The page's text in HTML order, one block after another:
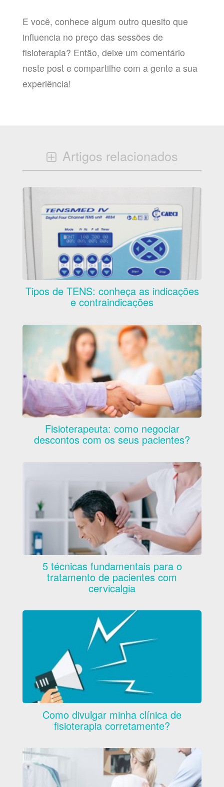
E você, conhece algum outro quesito que
influencia no preço das sessões de
fisioterapia? Então, deixe um comentário
neste post e compartilhe com a gente a sua
experiência!
Artigos relacionados
Tipos de TENS: conheça as indicações
e contraindicações
Fisioterapeuta: como negociar
descontos com os seus pacientes?
5 técnicas fundamentais para o
tratamento de pacientes com
cervicalgia
Como divulgar minha clínica de
fisioterapia corretamente?